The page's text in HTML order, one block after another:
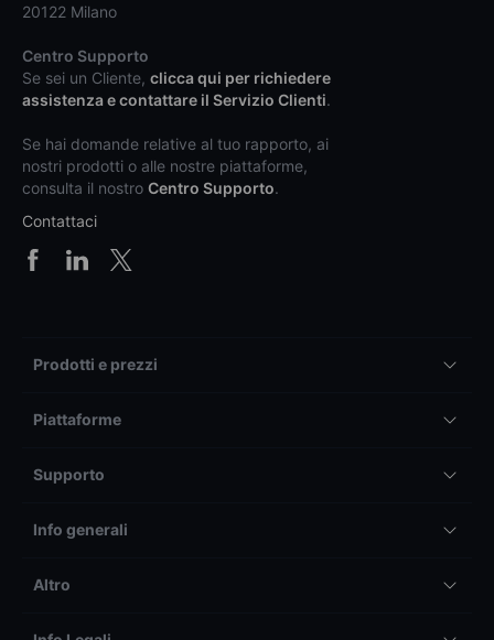
20122 Milano
Centro Supporto
Se sei un Cliente, clicca qui per richiedere
assistenza e contattare il Servizio Clienti.
Se hai domande relative al tuo rapporto, ai
nostri prodotti o alle nostre piattaforme,
consulta il nostro Centro Supporto.
Contattaci
Prodotti e prezzi
Piattaforme
Supporto
Info generali
Altro